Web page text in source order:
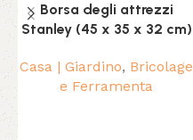
Borsa degli attrezzi
Stanley (45 x 35 x 32 cm)
Casa | Giardino, Bricolage
e Ferramenta